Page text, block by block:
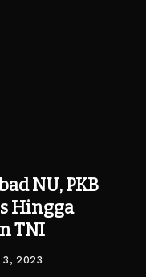
NU, PKB
Hingga
TNI
3, 2023